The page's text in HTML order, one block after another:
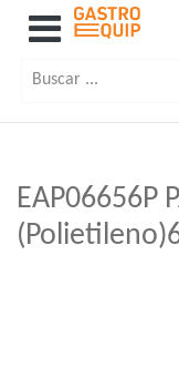
EAP06656P